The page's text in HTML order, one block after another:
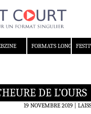
FORMATS LONGS
DE L’OURS
19 NOVEMBRE 2019